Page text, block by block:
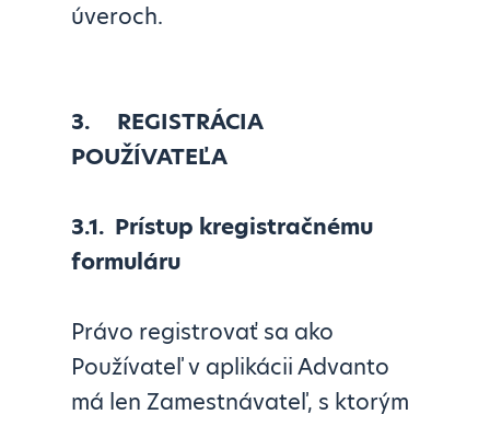
úveroch.
3. REGISTRÁCIA
POUŽÍVATEĽA
3.1. Prístup kregistračnému
formuláru
Právo registrovať sa ako
Používateľ v aplikácii Advanto
má len Zamestnávateľ, s ktorým